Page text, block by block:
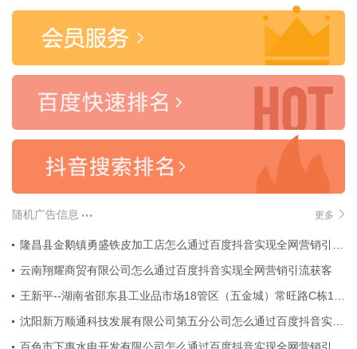
随机广告信息 更多
云南翔耀商贸有限公司怎么通过百度抖音实现全网营销引流获客